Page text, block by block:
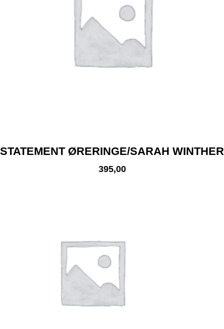
STATEMENT ØRERINGE/SARAH WINTHER
395,00